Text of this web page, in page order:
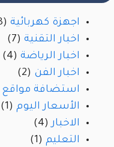
اجهزة كهربائية (3)
اخبار التقنية (7)
اخبار الرياضة (4)
اخبار الفن (2)
استضافة مواقع
الأسعار اليوم (1)
الاخبار(4)
التعليم (1)